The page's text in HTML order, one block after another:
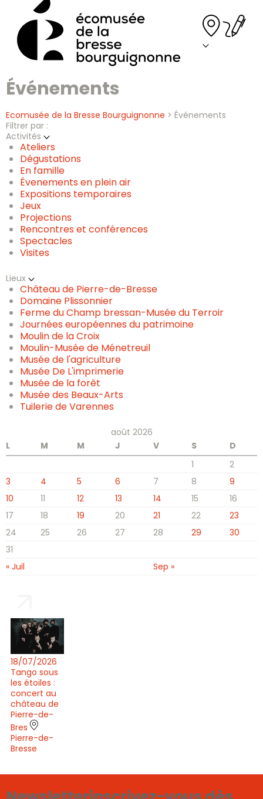
content
Événements
Ecomusée de la Bresse Bourguignonne > Événements
Filtrer par :
Activités
Ateliers
Dégustations
En famille
Évenements en plein air
Expositions temporaires
Jeux
Projections
Rencontres et conférences
Spectacles
Visites
Lieux
Château de Pierre-de-Bresse
Domaine Plissonnier
Ferme du Champ bressan-Musée du Terroir
Journées européennes du patrimoine
Moulin de la Croix
Moulin-Musée de Ménetreuil
Musée de l'agriculture
Musée De L'imprimerie
Musée de la forêt
Musée des Beaux-Arts
Tuilerie de Varennes
août 2026
L
M M J V S
D
1
2
3
4 5 6 7 8
9
10
11 12 13 14 15
16
17
18 19 20 21 22
23
24
25 26 27 28 29
30
31
« Juil
Sep »
18/07/2026
Tango sous
les étoiles :
concert au
château de
Pierre-de-
Bres
Pierre-de-
Bresse